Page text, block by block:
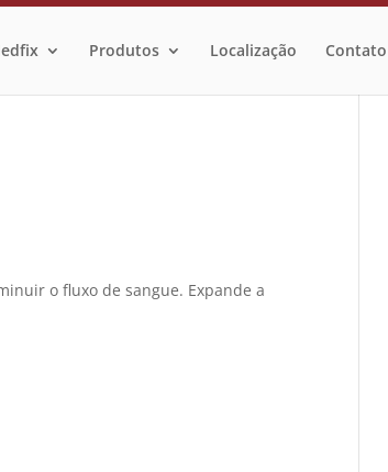
Produtos Localização Contato
o fluxo de sangue. Expande a